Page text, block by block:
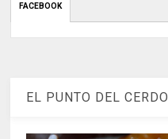
FACEBOOK
EL PUNTO DEL CERDO